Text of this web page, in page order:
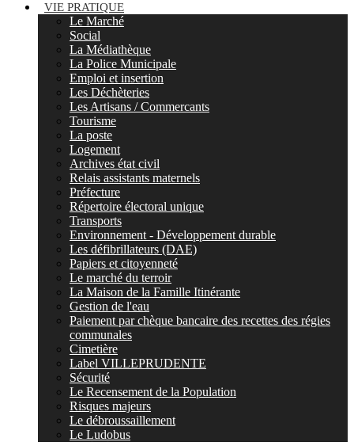
VIE PRATIQUE
Le Marché
Social
La Médiathèque
La Police Municipale
Emploi et insertion
Les Déchèteries
Les Artisans / Commercants
Tourisme
La poste
Logement
Archives état civil
Relais assistants maternels
Préfecture
Répertoire électoral unique
Transports
Environnement - Développement durable
Les défibrillateurs (DAE)
Papiers et citoyenneté
Le marché du terroir
La Maison de la Famille Itinérante
Gestion de l'eau
Paiement par chèque bancaire des recettes des régies
communales
Cimetière
Label VILLEPRUDENTE
Sécurité
Le Recensement de la Population
Risques majeurs
Le débroussaillement
Le Ludobus